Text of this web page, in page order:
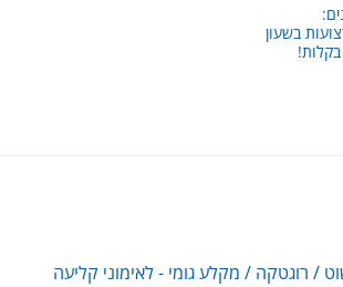
בשעון
/ רוגטקה / מקלע גומי - לאימוני קליעה